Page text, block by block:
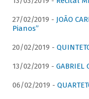
27/02/2019 - JOÃO
Pianos”
20/02/2019 -
13/02/2019 - GABRIEL
06/02/2019 -